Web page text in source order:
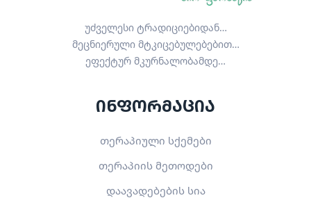
უძველესი ტრადიციებიდან…
მეცნიერული მტკიცებულებებით…
ეფექტურ მკურნალობამდე…
ინფორმაცია
თერაპიული სქემები
თერაპიის მეთოდები
დაავადებების სია